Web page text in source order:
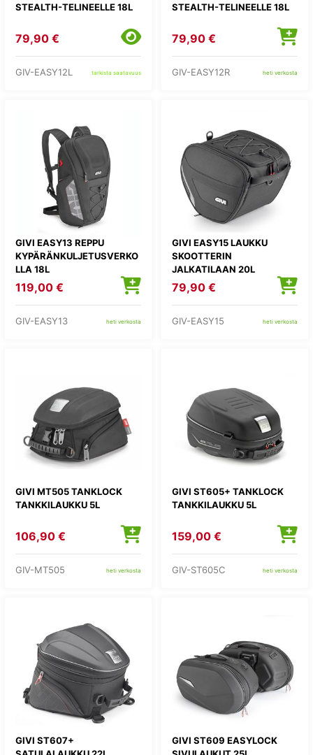
STEALTH-TELINEELLE 18L
79,90 €
GIV-EASY12L tarkista saatavuus
STEALTH-TELINEELLE 18L
79,90 €
GIV-EASY12R heti verkosta
GIVI EASY13 REPPU
KYPÄRÄNKULJETUSVERKO
LLA 18L
119,00 €
GIV-EASY13 heti verkosta
GIVI EASY15 LAUKKU
SKOOTTERIN
JALKATILAAN 20L
79,90 €
GIV-EASY15 heti verkosta
GIVI MT505 TANKLOCK
TANKKILAUKKU 5L
106,90 €
GIV-MT505 heti verkosta
GIVI ST605+ TANKLOCK
TANKKILAUKKU 5L
159,00 €
GIV-ST605C heti verkosta
GIVI ST607+
GIVI ST609 EASYLOCK